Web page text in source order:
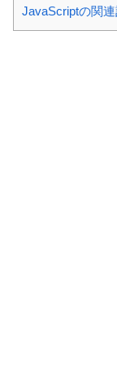
JavaScriptの関